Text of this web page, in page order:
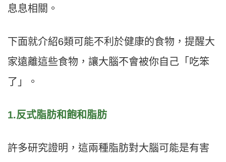
息息相關。
下面就介紹6類可能不利於健康的食物，提醒大
家遠離這些食物，讓大腦不會被你自己「吃笨
了」。
1.反式脂肪和飽和脂肪
許多研究證明，這兩種脂肪對大腦可能是有害